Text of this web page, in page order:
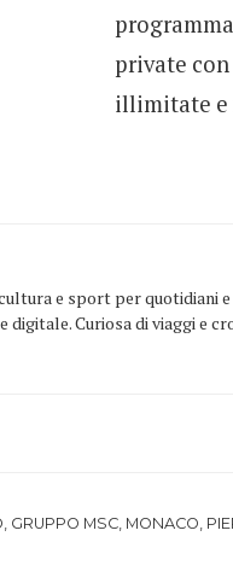
private
illimitate e
e sport per
Curiosa di viaggi e
, GRUPPO MSC, MONACO,